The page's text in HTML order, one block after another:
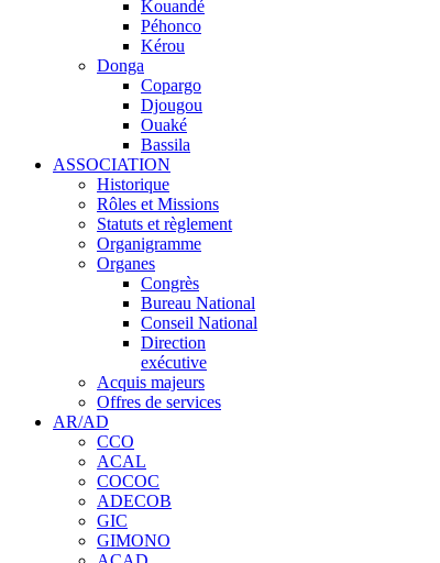
Kouandé
Péhonco
Kérou
Donga
Copargo
Djougou
Ouaké
Bassila
ASSOCIATION
Historique
Rôles et Missions
Statuts et règlement
Organigramme
Organes
Congrès
Bureau National
Conseil National
Direction
exécutive
Acquis majeurs
Offres de services
AR/AD
CCO
ACAL
COCOC
ADECOB
GIC
GIMONO